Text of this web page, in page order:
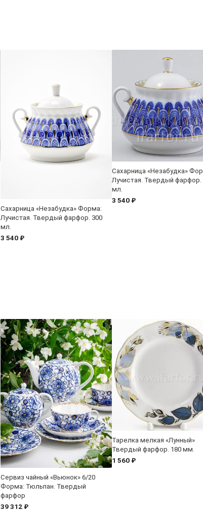
Сахарница «Незабудка» Форма:
Лучистая. Твердый фарфор. 300
мл.
3 540 ₽
Сахарница «Незабудка»
Лучистая. Твердый фарфор.
мл.
3 540 ₽
Сервиз чайный «Вьюнок» 6/20
Форма: Тюльпан. Твердый
фарфор
39 312 ₽
Тарелка мелкая «Лунный»
Твердый фарфор. 180 мм.
1 560 ₽